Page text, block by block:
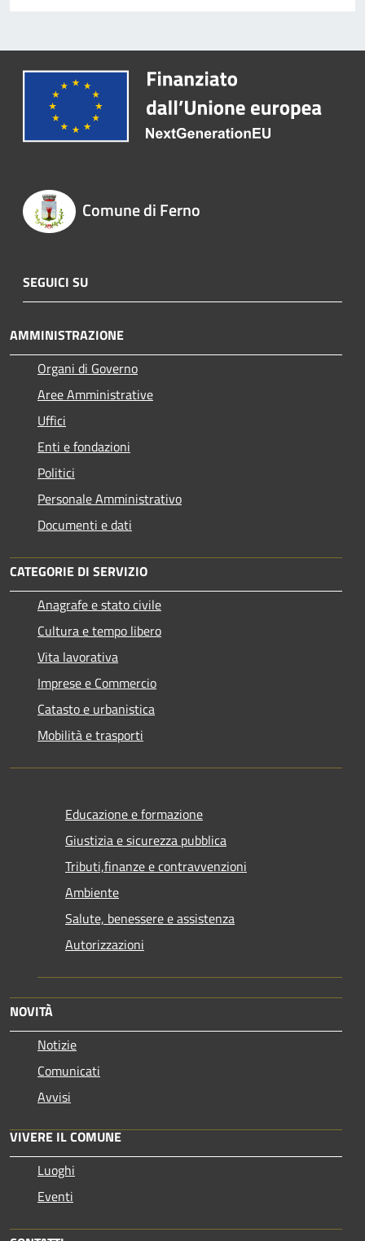
Comune di Ferno
SEGUICI SU
AMMINISTRAZIONE
Organi di Governo
Aree Amministrative
Uffici
Enti e fondazioni
Politici
Personale Amministrativo
Documenti e dati
CATEGORIE DI SERVIZIO
Anagrafe e stato civile
Cultura e tempo libero
Vita lavorativa
Imprese e Commercio
Catasto e urbanistica
Mobilità e trasporti
Educazione e formazione
Giustizia e sicurezza pubblica
Tributi,finanze e contravvenzioni
Ambiente
Salute, benessere e assistenza
Autorizzazioni
NOVITÀ
Notizie
Comunicati
Avvisi
VIVERE IL COMUNE
Luoghi
Eventi